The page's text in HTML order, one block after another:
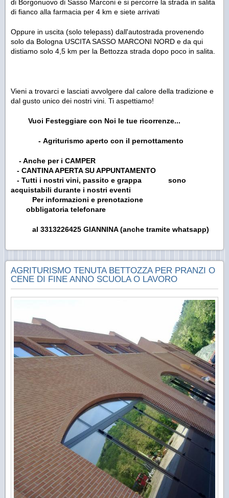
di Borgonuovo di Sasso Marconi e si percorre la strada in salita
di fianco alla farmacia per 4 km e siete arrivati
Oppure in uscita (solo telepass) dall'autostrada provenendo
solo da Bologna USCITA SASSO MARCONI NORD e da qui
distiamo solo 4,5 km per la Bettozza strada dopo poco in salita.
Vieni a trovarci e lasciati avvolgere dal calore della tradizione e
dal gusto unico dei nostri vini. Ti aspettiamo!
Vuoi Festeggiare con Noi le tue ricorrenze...
- Agriturismo aperto con il pernottamento
- Anche per i CAMPER
- CANTINA APERTA SU APPUNTAMENTO
- Tutti i nostri vini, passito e grappa
sono
acquistabili durante i nostri eventi
Per informazioni e prenotazione
obbligatoria telefonare
al 3313226425 GIANNINA (anche tramite whatsapp)
AGRITURISMO TENUTA BETTOZZA PER PRANZI O
CENE DI FINE ANNO SCUOLA O LAVORO